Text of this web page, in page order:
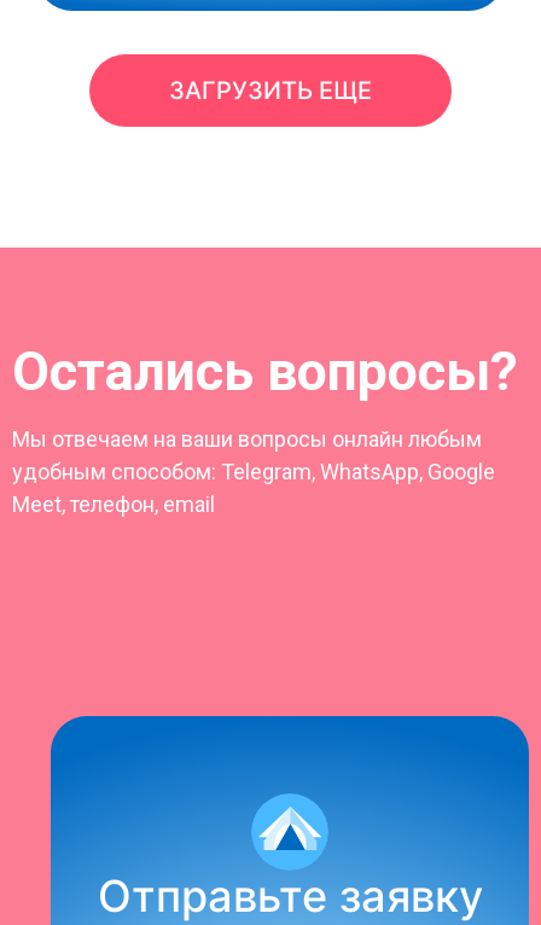
ЗАГРУЗИТЬ ЕЩЕ
Остались вопросы?
Мы отвечаем на ваши вопросы онлайн любым
удобным способом: Telegram, WhatsApp, Google
Meet, телефон, email
Отправьте заявку